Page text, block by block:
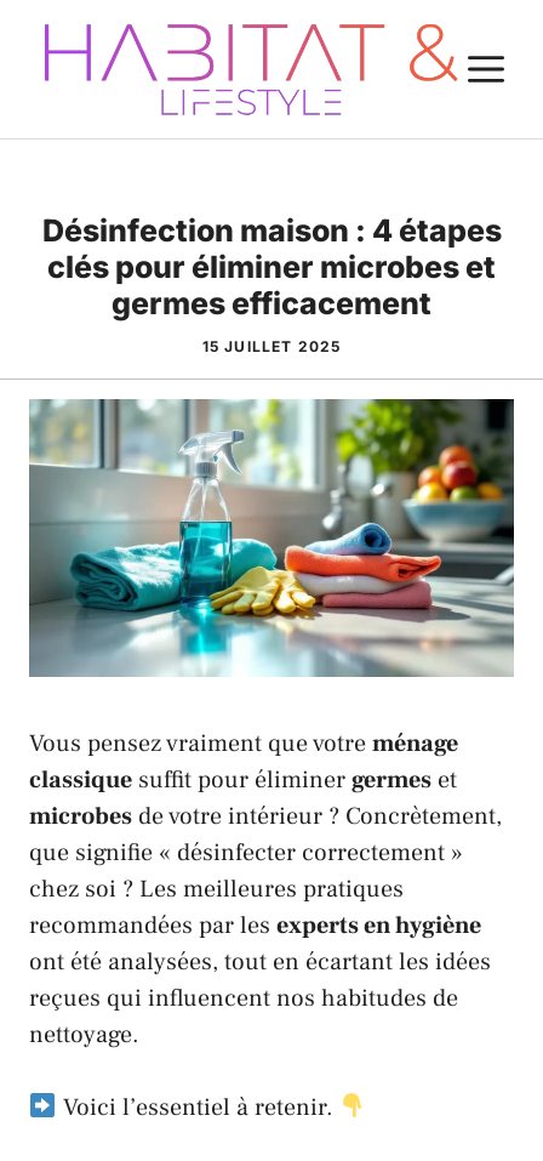
Aller
contenu
Désinfection maison : 4 étapes
clés pour éliminer microbes et
germes efficacement
15 JUILLET 2025
Vous pensez vraiment que votreménage
classique suffit pour éliminergermes et
microbes de votre intérieur ? Concrètement,
que signifie « désinfecter correctement »
chez soi ? Les meilleures pratiques
recommandées par les experts en hygiène
ont été analysées, tout en écartant les idées
reçues qui influencent nos habitudes de
nettoyage.
Voici l’essentiel à retenir.